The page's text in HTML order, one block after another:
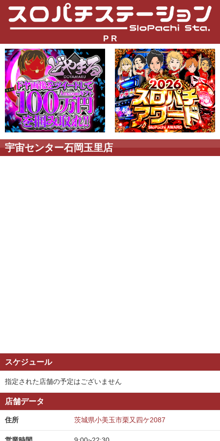
P R
宇宙センター石岡玉里店
スケジュール
指定された店舗の予定はございません
店舗データ
住所 茨城県小美玉市栗又四ケ2087